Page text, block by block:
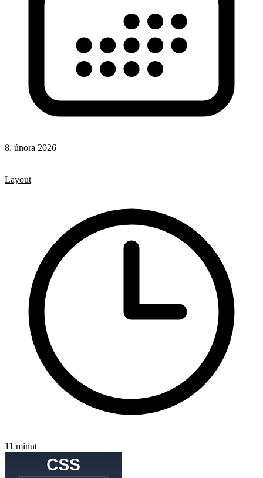
8. února 2026
Layout
11 minut